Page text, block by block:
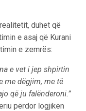
duhet që
e asaj që Kurani
e zemrës:
e vet i jep shpirtin
me dëgjim, me të
që ju falënderoni.”
përdor logjikën